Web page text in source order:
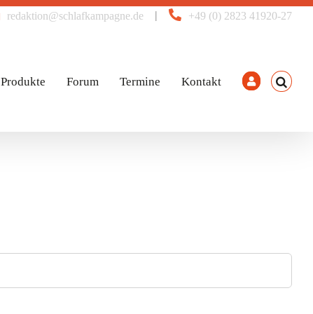
+49 (0) 2823 41920-27
|
redaktion@schlafkampagne.de
Produkte Forum Termine Kontakt